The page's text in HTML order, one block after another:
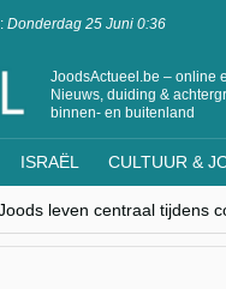
Donderdag 25 Juni 0:36
JoodsActueel.be – online
Nieuws, duiding &
binnen- en buitenland
ISRAËL CULTUUR &
leven centraal tijdens
Westen minderheden
van Oost-Europa